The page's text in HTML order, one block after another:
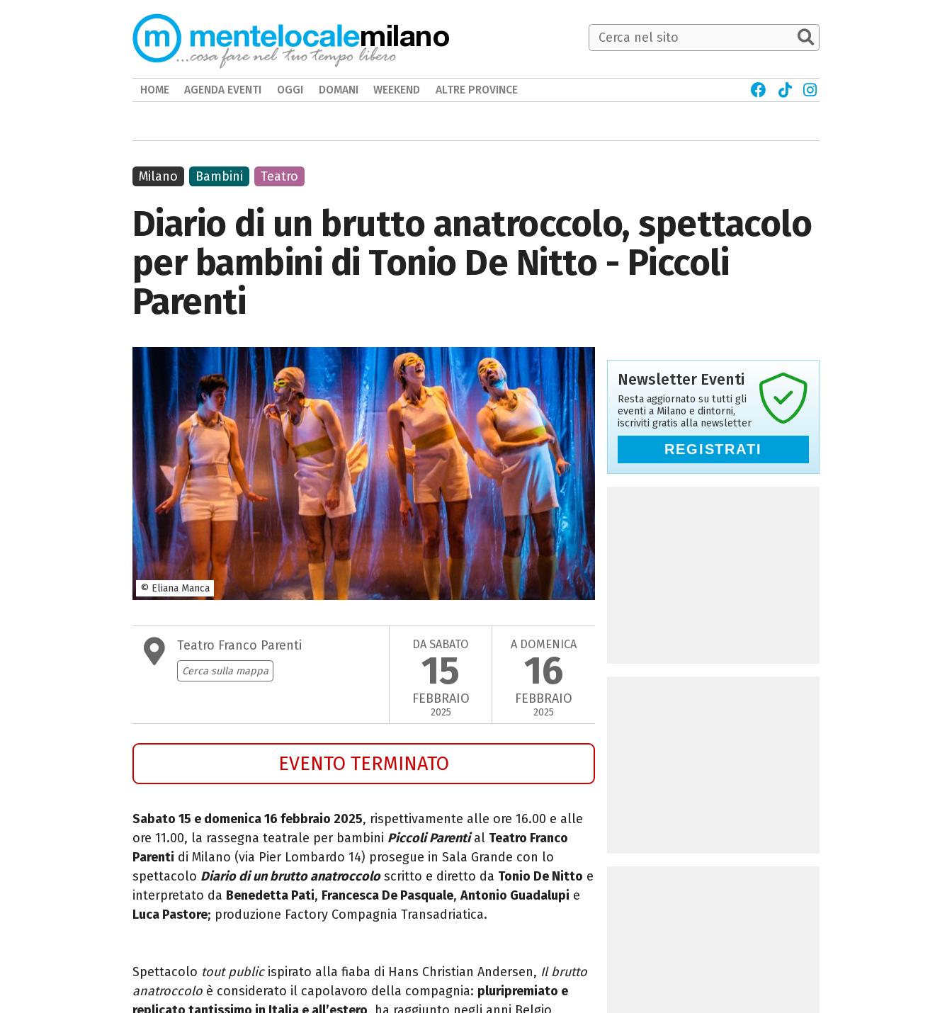
Diario di un brutto anatroccolo, spettacolo
per bambini di Tonio De Nitto - Piccoli
Parenti
© Eliana Manca
Teatro Franco Parenti
Cerca sulla mappa
DA SABATO
15
FEBBRAIO
2025
A DOMENICA
16
FEBBRAIO
2025
EVENTO TERMINATO
Sabato 15 e domenica 16 febbraio 2025, rispettivamente alle ore 16.00 e alle
ore 11.00, la rassegna teatrale per bambini Piccoli Parential Teatro Franco
Parenti di Milano (via Pier Lombardo 14) prosegue in Sala Grande con lo
spettacolo Diario di un brutto anatroccolo scritto e diretto da Tonio De Nitto e
interpretato da Benedetta Pati, Francesca De Pasquale, Antonio Guadalupi e
Luca Pastore; produzione Factory Compagnia Transadriatica.
Spettacolo tout publicispirato alla fiaba di Hans Christian Andersen, Il brutto
anatroccolo è considerato il capolavoro della compagnia: pluripremiato e
Milano Bambini Teatro
Newsletter Eventi
Resta aggiornato su tutti gli
eventi a Milano e dintorni,
iscriviti gratis alla newsletter
REGISTRATI
milano
HOME AGENDA EVENTI OGGI DOMANI WEEKEND ALTRE PROVINCE